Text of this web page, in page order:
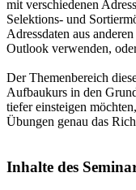
mit verschiedenen
Selektions- und
Adressdaten aus
Outlook verwenden,
Der Themenbereich
Aufbaukurs in den
tiefer einsteigen
Übungen genau das
Inhalte des